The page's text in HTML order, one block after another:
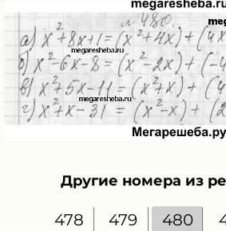
Другие номера из
478 479 480